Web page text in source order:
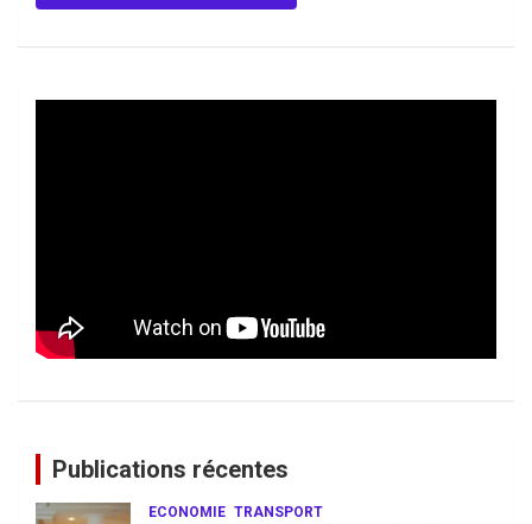
Publications récentes
ECONOMIE TRANSPORT